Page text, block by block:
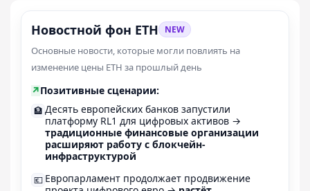
Новостной фон ETH NEW
Основные новости, которые могли повлиять на
изменение цены ETH за прошлый день
↗Позитивные сценарии:
🏦 Десять европейских банков запустили
платформу RL1 для цифровых активов →
традиционные финансовые организации
расширяют работу с блокчейн-
инфраструктурой
💶 Европарламент продолжает продвижение